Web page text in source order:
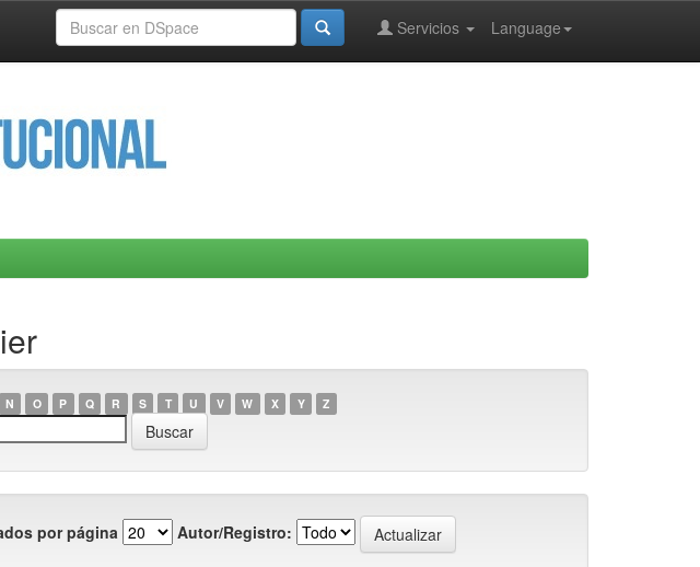
Language
Servicios
N O P Q R S T U V W X Y Z
por página Autor/Registro: